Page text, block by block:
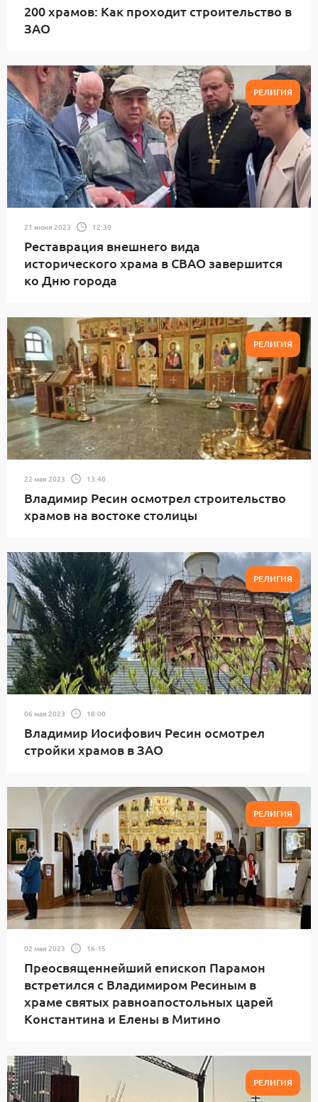
200 храмов: Как проходит строительство в
ЗАО
РЕЛИГИЯ
21 июня 2023 12:30
Реставрация внешнего вида
исторического храма в СВАО завершится
ко Дню города
РЕЛИГИЯ
22 мая 2023 13:40
Владимир Ресин осмотрел строительство
храмов на востоке столицы
РЕЛИГИЯ
06 мая 2023 18:00
Владимир Иосифович Ресин осмотрел
стройки храмов в ЗАО
РЕЛИГИЯ
02 мая 2023 16:15
Преосвященнейший епископ Парамон
встретился с Владимиром Ресиным в
храме святых равноапостольных царей
Константина и Елены в Митино
РЕЛИГИЯ